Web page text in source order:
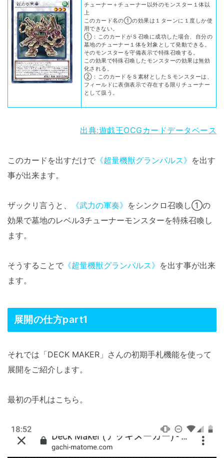
チューナー＋チューナー以外のモンスター１体以
上
このカード名の①の効果は１ターンに１度しか使
用できない。
①：このカードがＳ召喚に成功した場合、自分の
墓地のチューナー１体を対象として発動できる。
そのモンスターを守備表示で特殊召喚する。
この効果で特殊召喚したモンスターの効果は無効
化される。
②：このカードをＳ素材としたＳモンスターは、
フィールドに表側表示で存在する限りチューナー
として扱う。
出典:遊戯王OCGカードデータベース
このカードを出すだけで 《超量機獣グランパルス》 を出す
事が出来ます。
ザックリ言うと、 《武力の軍奏》 をシンクロ召喚し①の
効果で墓地のレベル3チューナーモンスターを特殊召喚し
ます。
そうすることで 《超量機獣グランパルス》 を出す事が出来
ます。
展開の仕方part1
それでは「DECK MAKER」さんの初期手札機能を使って
展開をご紹介します。
最初の手札はこちら。